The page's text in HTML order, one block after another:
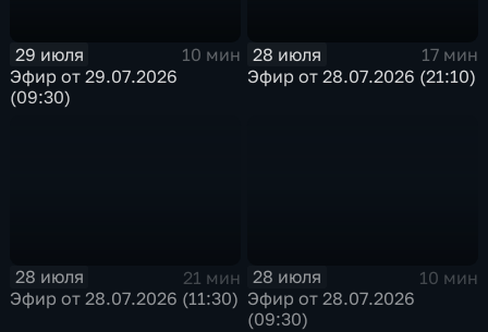
29 июля
10 мин
Эфир от 29.07.2026
(09:30)
28 июля
17 мин
Эфир от 28.07.2026 (21:10)
28 июля
21 мин
Эфир от 28.07.2026 (11:30)
28 июля
10 мин
Эфир от 28.07.2026
(09:30)